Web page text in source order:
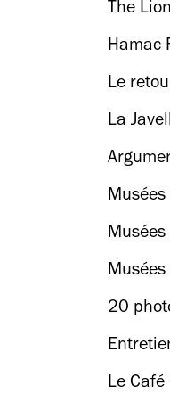
The
Hamac
Le
La
20
Le